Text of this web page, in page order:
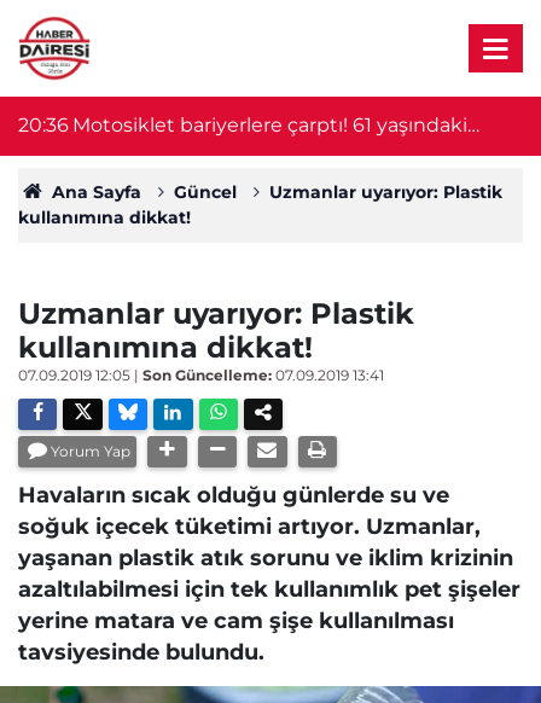
20:36 Motosiklet bariyerlere çarptı! 61 yaşındaki
sürücü hayatını kaybetti
Ana Sayfa Güncel
Uzmanlar uyarıyor: Plastik
kullanımına dikkat!
Uzmanlar uyarıyor: Plastik
kullanımına dikkat!
07.09.2019 12:05 | Son Güncelleme: 07.09.2019 13:41
Yorum Yap
Havaların sıcak olduğu günlerde su ve
soğuk içecek tüketimi artıyor. Uzmanlar,
yaşanan plastik atık sorunu ve iklim krizinin
azaltılabilmesi için tek kullanımlık pet şişeler
yerine matara ve cam şişe kullanılması
tavsiyesinde bulundu.